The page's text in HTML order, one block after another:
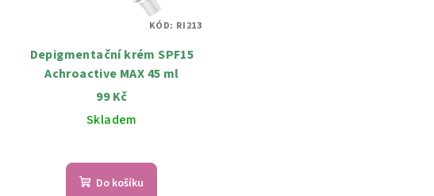
Depigmentační krém SPF15
Achroactive MAX 45 ml
99 Kč
Skladem
Do košíku
KÓD: RI213